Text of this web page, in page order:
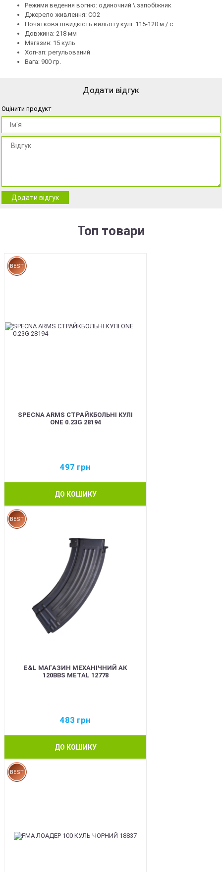
Режими ведення вогню: одиночний \ запобіжник
Джерело живлення: СО2
Початкова швидкість вильоту кулі: 115-120 м / с
Довжина: 218 мм
Магазин: 15 куль
Хоп-ап: регульований
Вага: 900 гр.
Додати відгук
Оцінити продукт
Додати відгук
Топ товари
BEST
SPECNA ARMS СТРАЙКБОЛЬНІ КУЛІ
ONE 0.23G 28194
497 грн
ДО КОШИКУ
BEST
E&L МАГАЗИН МЕХАНІЧНИЙ АК
120BBS METAL 12778
483 грн
ДО КОШИКУ
BEST